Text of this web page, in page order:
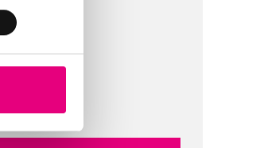
bestuhlt